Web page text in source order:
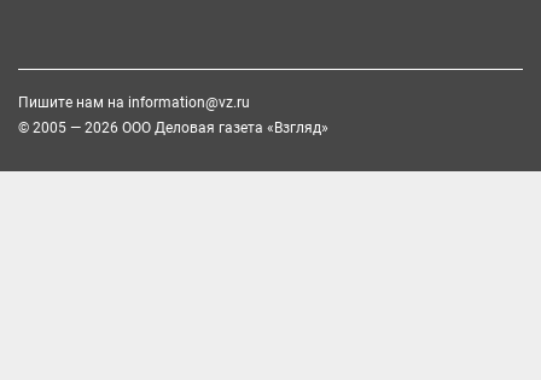
Пишите нам на information@vz.ru
© 2005 — 2026 ООО Деловая газета «Взгляд»